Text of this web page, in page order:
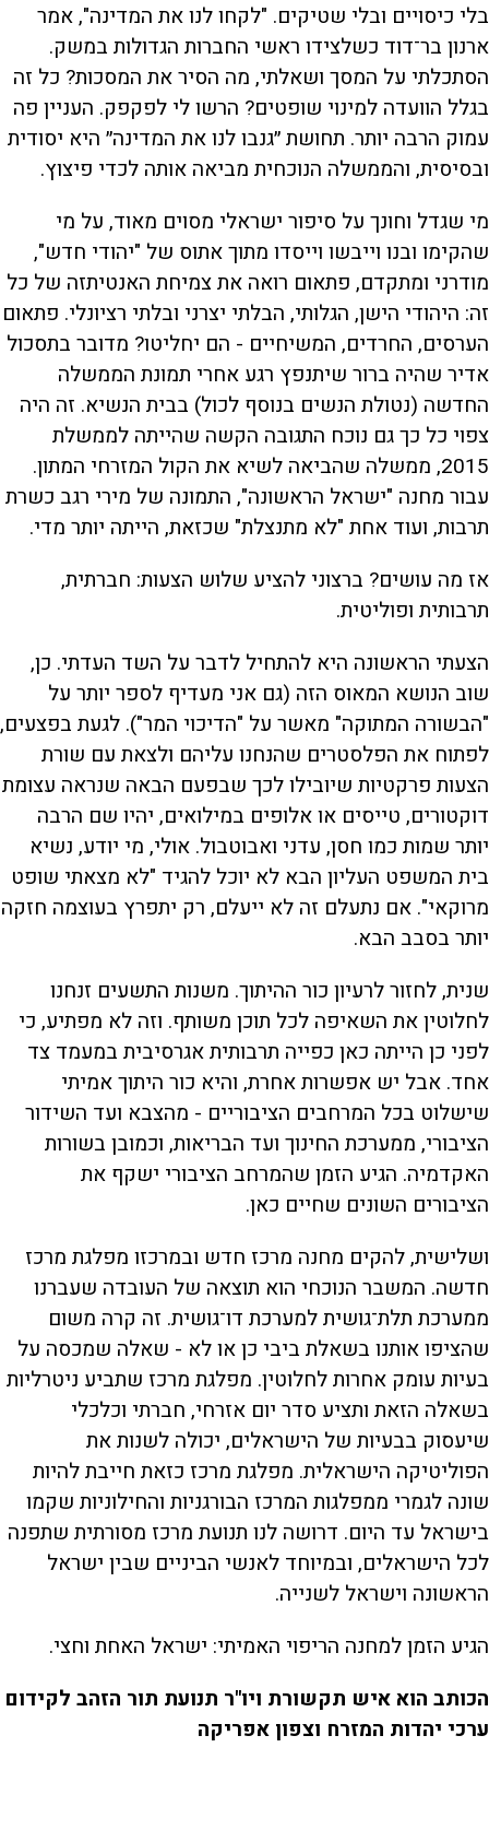
בלי כיסויים ובלי שטיקים. "לקחו לנו את המדינה", אמר
ארנון בר־דוד כשלצידו ראשי החברות הגדולות במשק.
הסתכלתי על המסך ושאלתי, מה הסיר את המסכות? כל זה
בגלל הוועדה למינוי שופטים? הרשו לי לפקפק. העניין פה
עמוק הרבה יותר. תחושת ״גנבו לנו את המדינה״ היא יסודית
ובסיסית, והממשלה הנוכחית מביאה אותה לכדי פיצוץ.
מי שגדל וחונך על סיפור ישראלי מסוים מאוד, על מי
שהקימו ובנו וייבשו וייסדו מתוך אתוס של "יהודי חדש",
מודרני ומתקדם, פתאום רואה את צמיחת האנטיתזה של כל
זה: היהודי הישן, הגלותי, הבלתי יצרני ובלתי רציונלי. פתאום
הערסים, החרדים, המשיחיים - הם יחליטו? מדובר בתסכול
אדיר שהיה ברור שיתנפץ רגע אחרי תמונת הממשלה
החדשה (נטולת הנשים בנוסף לכול) בבית הנשיא. זה היה
צפוי כל כך גם נוכח התגובה הקשה שהייתה לממשלת
2015, ממשלה שהביאה לשיא את הקול המזרחי המתון.
עבור מחנה "ישראל הראשונה", התמונה של מירי רגב כשרת
תרבות, ועוד אחת "לא מתנצלת" שכזאת, הייתה יותר מדי.
אז מה עושים? ברצוני להציע שלוש הצעות: חברתית,
תרבותית ופוליטית.
הצעתי הראשונה היא להתחיל לדבר על השד העדתי. כן,
שוב הנושא המאוס הזה (גם אני מעדיף לספר יותר על
"הבשורה המתוקה" מאשר על "הדיכוי המר"). לגעת בפצעים,
לפתוח את הפלסטרים שהנחנו עליהם ולצאת עם שורת
הצעות פרקטיות שיובילו לכך שבפעם הבאה שנראה עצומת
דוקטורים, טייסים או אלופים במילואים, יהיו שם הרבה
יותר שמות כמו חסן, עדני ואבוטבול. אולי, מי יודע, נשיא
בית המשפט העליון הבא לא יוכל להגיד "לא מצאתי שופט
מרוקאי". אם נתעלם זה לא ייעלם, רק יתפרץ בעוצמה חזקה
יותר בסבב הבא.
שנית, לחזור לרעיון כור ההיתוך. משנות התשעים זנחנו
לחלוטין את השאיפה לכל תוכן משותף. וזה לא מפתיע, כי
לפני כן הייתה כאן כפייה תרבותית אגרסיבית במעמד צד
אחד. אבל יש אפשרות אחרת, והיא כור היתוך אמיתי
שישלוט בכל המרחבים הציבוריים - מהצבא ועד השידור
הציבורי, ממערכת החינוך ועד הבריאות, וכמובן בשורות
האקדמיה. הגיע הזמן שהמרחב הציבורי ישקף את
הציבורים השונים שחיים כאן.
ושלישית, להקים מחנה מרכז חדש ובמרכזו מפלגת מרכז
חדשה. המשבר הנוכחי הוא תוצאה של העובדה שעברנו
ממערכת תלת־גושית למערכת דו־גושית. זה קרה משום
שהציפו אותנו בשאלת ביבי כן או לא - שאלה שמכסה על
בעיות עומק אחרות לחלוטין. מפלגת מרכז שתביע ניטרליות
בשאלה הזאת ותציע סדר יום אזרחי, חברתי וכלכלי
שיעסוק בבעיות של הישראלים, יכולה לשנות את
הפוליטיקה הישראלית. מפלגת מרכז כזאת חייבת להיות
שונה לגמרי ממפלגות המרכז הבורגניות והחילוניות שקמו
בישראל עד היום. דרושה לנו תנועת מרכז מסורתית שתפנה
לכל הישראלים, ובמיוחד לאנשי הביניים שבין ישראל
הראשונה וישראל לשנייה.
הגיע הזמן למחנה הריפוי האמיתי: ישראל האחת וחצי.
הכותב הוא איש תקשורת ויו"ר תנועת תור הזהב לקידום
ערכי יהדות המזרח וצפון אפריקה